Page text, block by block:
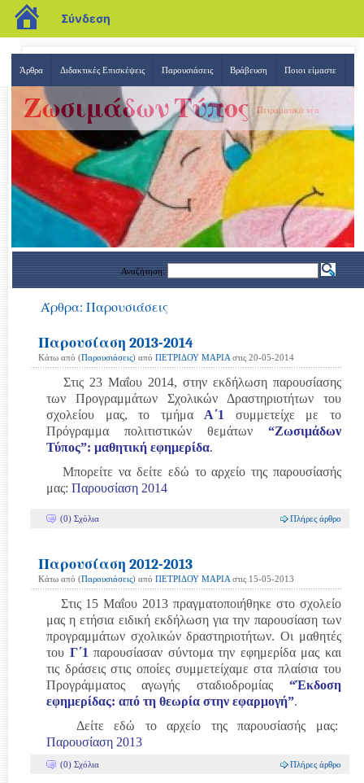
blogs.sch.gr
Σύνδεση
Άρθρα Διδακτικές Επισκέψεις Παρουσιάσεις Βράβευση Ποιοι είμαστε
Ζωσιμάδων Τύπος Πειραματικά νέα
Αναζήτηση:
Άρθρα: Παρουσιάσεις
Παρουσίαση 2013-2014
Κάτω από (Παρουσιάσεις) από ΠΕΤΡΙΔΟΥ ΜΑΡΙΑ στις 20-05-2014
Στις 23 Μαΐου 2014, στην εκδήλωση παρουσίασης
των Προγραμμάτων Σχολικών Δραστηριοτήτων του
σχολείου μας, το τμήμα Α΄1
συμμετείχε με το
Πρόγραμμα πολιτιστικών θεμάτων “Ζωσιμάδων
Τύπος”: μαθητική εφημερίδα.
Μπορείτε να δείτε εδώ το αρχείο της παρουσίασής
μας: Παρουσίαση 2014
(0) Σχόλια Πλήρες άρθρο
Παρουσίαση 2012-2013
Κάτω από (Παρουσιάσεις) από ΠΕΤΡΙΔΟΥ ΜΑΡΙΑ στις 15-05-2013
Στις 15 Μαΐου 2013 πραγματοποιήθηκε στο σχολείο
μας η ετήσια ειδική εκδήλωση για την παρουσίαση των
προγραμμάτων σχολικών δραστηριοτήτων. Οι μαθητές
του Γ΄1 παρουσίασαν σύντομα την εφημερίδα μας και
τις δράσεις στις οποίες συμμετείχαμε στα πλαίσια του
Προγράμματος αγωγής σταδιοδρομίας “Έκδοση
εφημερίδας: από τη θεωρία στην εφαρμογή”.
Δείτε εδώ το αρχείο της παρουσίασής μας:
Παρουσίαση 2013
(0) Σχόλια Πλήρες άρθρο